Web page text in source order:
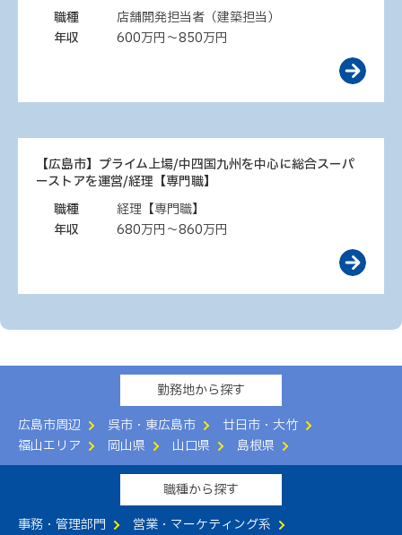
職種
店舗開発担当者（建築担当）
年収
600万円～850万円
【広島市】プライム上場/中四国九州を中心に総合スーパ
ーストアを運営/経理【専門職】
職種
経理【専門職】
年収
680万円～860万円
勤務地から探す
広島市周辺
呉市・東広島市
廿日市・大竹
福山エリア
岡山県 山口県 島根県
職種から探す
事務・管理部門
営業・マーケティング系